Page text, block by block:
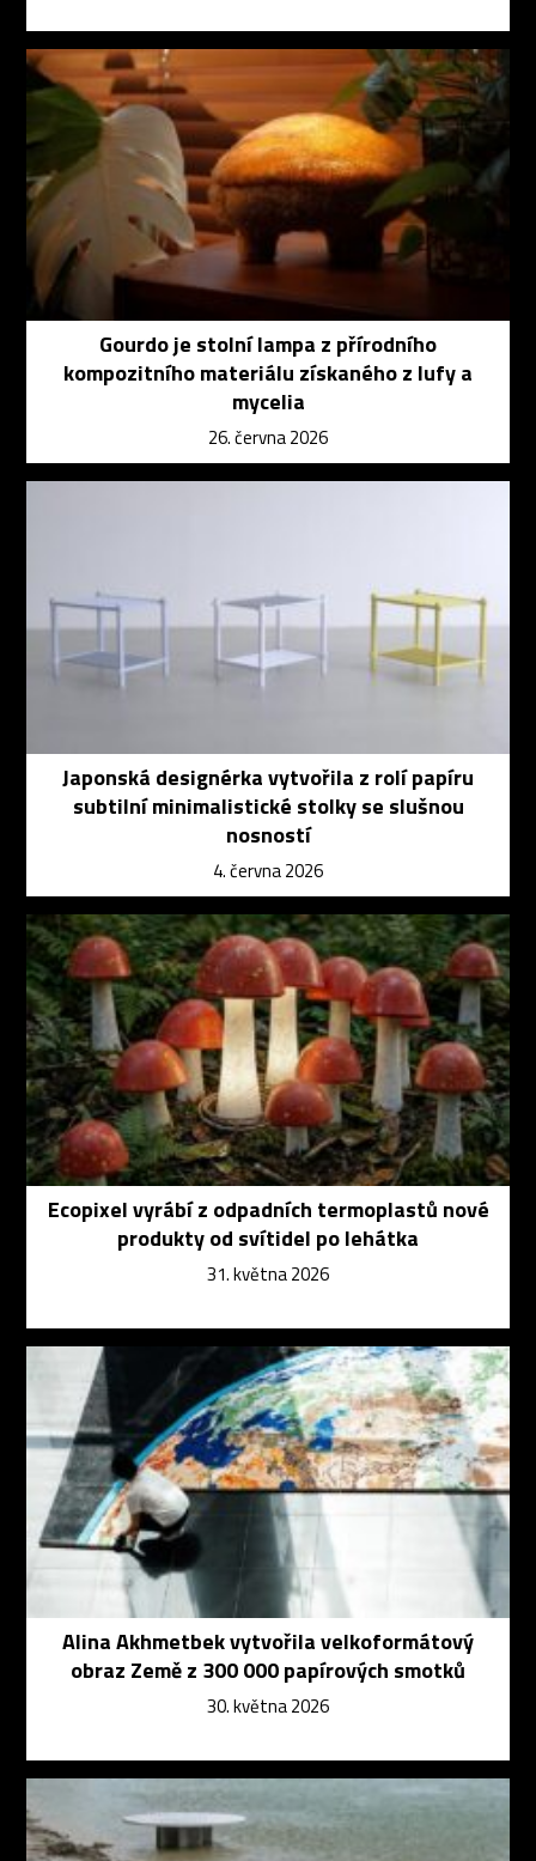
Gourdo je stolní lampa z přírodního
kompozitního materiálu získaného z lufy a
mycelia
26. června 2026
Japonská designérka vytvořila z rolí papíru
subtilní minimalistické stolky se slušnou
nosností
4. června 2026
Ecopixel vyrábí z odpadních termoplastů nové
produkty od svítidel po lehátka
31. května 2026
Alina Akhmetbek vytvořila velkoformátový
obraz Země z 300 000 papírových smotků
30. května 2026